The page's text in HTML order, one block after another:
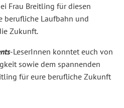
Frau Breitling für diesen
berufliche Laufbahn und
Zukunft.
-LeserInnen konntet euch von
sowie dem spannenden
für eure berufliche Zukunft